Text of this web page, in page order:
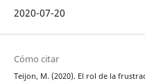
2020-07-20
Cómo citar
Teijon, M. (2020). El rol de la